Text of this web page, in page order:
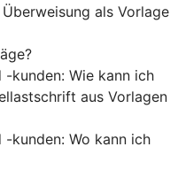
als Vorlage
kunden: Wie kann ich
aus Vorlagen
kunden: Wo kann ich